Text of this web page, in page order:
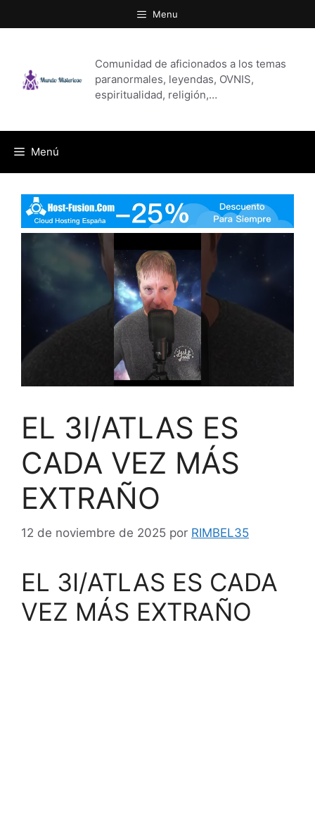
al
Menu
Comunidad de aficionados a los temas
paranormales, leyendas, OVNIS,
espiritualidad, religión,…
Menú
EL 3I/ATLAS ES
CADA VEZ MÁS
EXTRAÑO
12 de noviembre de 2025 por RIMBEL35
EL 3I/ATLAS ES CADA
VEZ MÁS EXTRAÑO